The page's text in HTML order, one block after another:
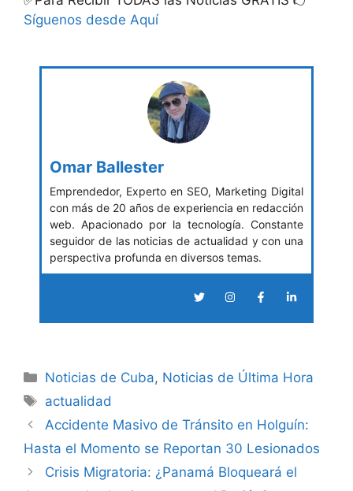
Síguenos desde Aquí
Omar Ballester
Emprendedor, Experto en SEO, Marketing Digital
con más de 20 años de experiencia en redacción
web. Apacionado por la tecnología. Constante
seguidor de las noticias de actualidad y con una
perspectiva profunda en diversos temas.
Categories
Noticias de Cuba, Noticias de Última Hora
Tags
actualidad
Accidente Masivo de Tránsito en Holguín:
Hasta el Momento se Reportan 30 Lesionados
Crisis Migratoria: ¿Panamá Bloqueará el